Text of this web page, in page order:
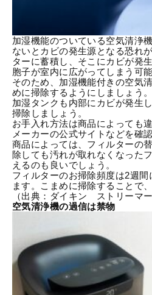
加湿機能のついている空気清浄
ないとカビの発生源となる恐れ
ターに蓄積し、そこにカビが発
胞子が室内に広がってしまう可能
そのため、加湿機能付きの空気
めに掃除するようにしましょう。
加湿タンクも内部にカビが発生
掃除しましょう。
お手入れ方法は商品によっても
メーカーの公式サイトなどを確
商品によっては、フィルターの
除しても汚れが取れなくなった
えるのも良いでしょう。
フィルターのお掃除頻度は2週
ます。こまめに掃除することで
（出典： ダイキン ストリーマ
空気清浄機の過信は禁物